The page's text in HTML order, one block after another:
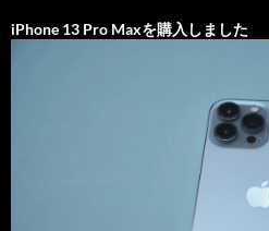
iPhone 13 Pro Maxを購入しました